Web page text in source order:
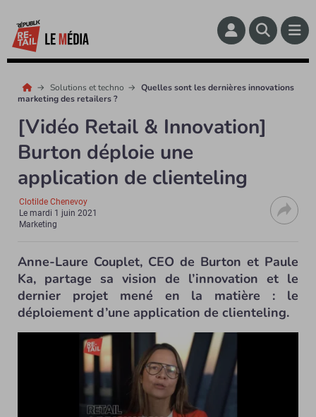
Solutions et techno
Quelles sont les dernières innovations
marketing des retailers ?
[Vidéo Retail & Innovation]
Burton déploie une
application de clienteling
Clotilde Chenevoy
Lemardi 1 juin 2021
Marketing
Anne-Laure Couplet, CEO de Burton et Paule
Ka, partage sa vision de l’innovation et le
dernier projet mené en la matière : le
déploiement d’une application de clienteling.